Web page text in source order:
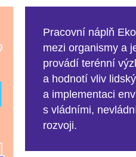
Pracovní náplň
mezi organismy a
provádí terénní
a hodnotí vliv
a implementaci
s vládními,
rozvoji.